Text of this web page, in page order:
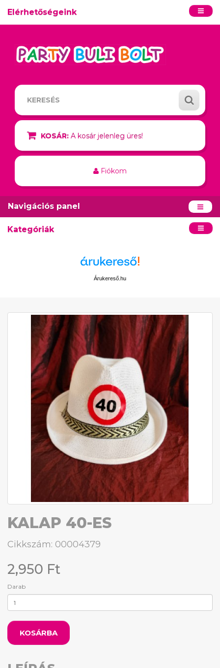
Elérhetőségeink
KOSÁR: A kosár jelenleg üres!
Fiókom
Navigációs panel
Kategóriák
Árukereső.hu
KALAP 40-ES
Cikkszám: 00004379
2,950 Ft
Darab
KOSÁRBA